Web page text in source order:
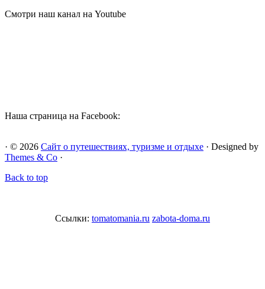
Смотри наш канал на Youtube
Наша страница на Facebook:
· © 2026 Сайт о путешествиях, туризме и отдыхе · Designed by
Themes & Co ·
Back to top
Ссылки: tomatomania.ru zabota-doma.ru